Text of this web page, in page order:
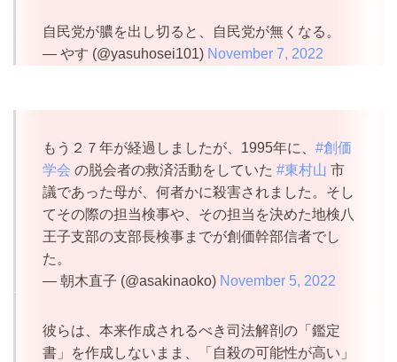
自民党が膿を出し切ると、自民党が無くなる。
— やす (@yasuhosei101) November 7, 2022
もう２７年が経過しましたが、1995年に、 #創価
学会 の脱会者の救済活動をしていた #東村山 市
議であった母が、何者かに殺害されました。そし
てその際の担当検事や、その担当を決めた地検八
王子支部の支部長検事までが創価幹部信者でし
た。
— 朝木直子 (@asakinaoko) November 5, 2022
彼らは、本来作成されるべき司法解剖の「鑑定
書」を作成しないまま、「自殺の可能性が高い」